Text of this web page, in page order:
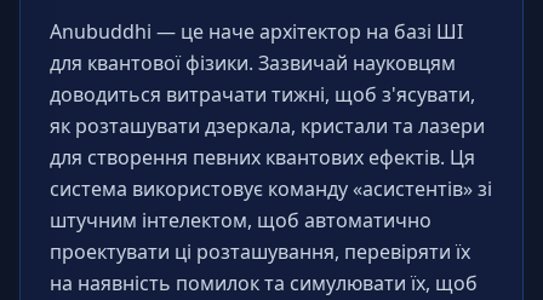
Anubuddhi — це наче архітектор на базі ШІ
для квантової фізики. Зазвичай науковцям
доводиться витрачати тижні, щоб з'ясувати,
як розташувати дзеркала, кристали та лазери
для створення певних квантових ефектів. Ця
система використовує команду «асистентів» зі
штучним інтелектом, щоб автоматично
проектувати ці розташування, перевіряти їх
на наявність помилок та симулювати їх, щоб